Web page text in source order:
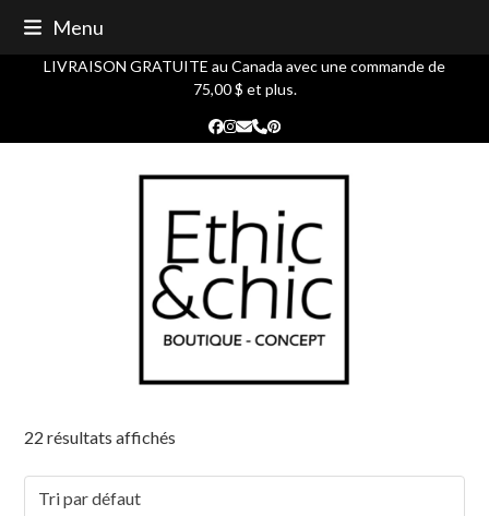
content
Menu
LIVRAISON GRATUITE au Canada avec une commande de
75,00 $ et plus.
Facebook
Instagram
Courriel
Phone
Pinterest
22 résultats affichés